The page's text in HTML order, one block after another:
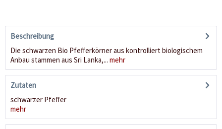
Beschreibung
Die schwarzen Bio Pfefferkörner aus kontrolliert biologischem
Anbau stammen aus Sri Lanka,... mehr
Zutaten
schwarzer Pfeffer
mehr